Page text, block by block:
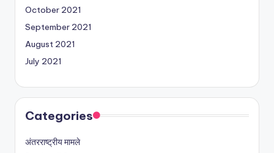
October 2021
September 2021
August 2021
July 2021
Categories
अंतरराष्ट्रीय मामले